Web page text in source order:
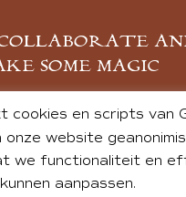
SOME MAGIC
MELD JE AAN
cookies en scripts van
onze website
we functionaliteit en
kunnen aanpassen.